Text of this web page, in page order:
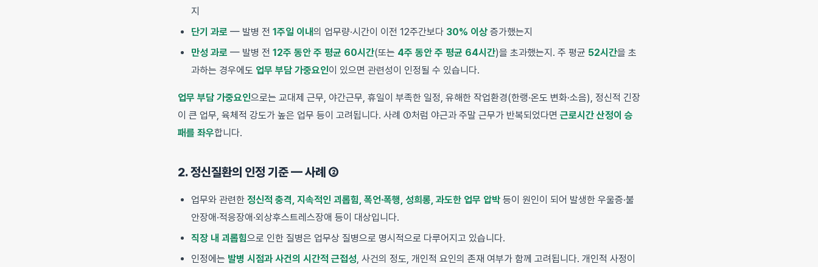
지
단기 과로 — 발병 전 1주일 이내의 업무량·시간이 이전 12주간보다 30% 이상 증가했는지
만성 과로 — 발병 전 12주 동안 주 평균 60시간(또는 4주 동안 주 평균 64시간)을 초과했는지. 주 평균 52시간을 초
과하는 경우에도 업무 부담 가중요인이 있으면 관련성이 인정될 수 있습니다.
업무 부담 가중요인으로는 교대제 근무, 야간근무, 휴일이 부족한 일정, 유해한 작업환경(한랭·온도 변화·소음), 정신적 긴장
이 큰 업무, 육체적 강도가 높은 업무 등이 고려됩니다. 사례 ①처럼 야근과 주말 근무가 반복되었다면 근로시간 산정이 승
패를 좌우합니다.
2. 정신질환의 인정 기준 — 사례 ②
업무와 관련한 정신적 충격, 지속적인 괴롭힘, 폭언·폭행, 성희롱, 과도한 업무 압박 등이 원인이 되어 발생한 우울증·불
안장애·적응장애·외상후스트레스장애 등이 대상입니다.
직장 내 괴롭힘으로 인한 질병은 업무상 질병으로 명시적으로 다루어지고 있습니다.
인정에는 발병 시점과 사건의 시간적 근접성, 사건의 정도, 개인적 요인의 존재 여부가 함께 고려됩니다. 개인적 사정이